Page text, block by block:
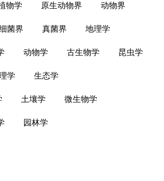
物学 原生动物界 动物界
菌界 真菌界 地理学
动物学 古生物学 昆虫学
学 生态学
土壤学 微生物学
园林学